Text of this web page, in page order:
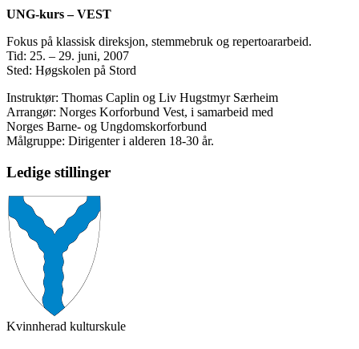
UNG-kurs – VEST
Fokus på klassisk direksjon, stemmebruk og repertoararbeid.
Tid: 25. – 29. juni, 2007
Sted: Høgskolen på Stord
Instruktør: Thomas Caplin og Liv Hugstmyr Særheim
Arrangør: Norges Korforbund Vest, i samarbeid med
Norges Barne- og Ungdomskorforbund
Målgruppe: Dirigenter i alderen 18-30 år.
Ledige stillinger
Kvinnherad kulturskule